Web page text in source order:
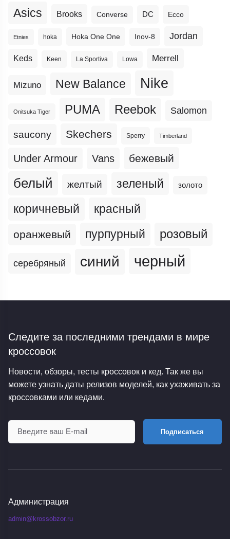
Asics Brooks Converse DC Ecco
Etnies hoka Hoka One One Inov-8 Jordan
Keds Keen La Sportiva Lowa Merrell
Mizuno New Balance Nike
Onitsuka Tiger PUMA Reebok Salomon
saucony Skechers Sperry Timberland
Under Armour Vans бежевый
белый желтый зеленый золото
коричневый красный
оранжевый пурпурный розовый
серебряный синий черный
Следите за последними трендами в мире
кроссовок
Новости, обзоры, тесты кроссовок и кед. Так же вы
можете узнать даты релизов моделей, как ухаживать за
кроссовками или кедами.
Подписаться
Администрация
admin@krossobzor.ru